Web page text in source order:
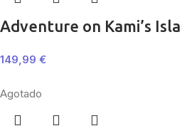
Adventure on Kami’s
149,99 €
Agotado